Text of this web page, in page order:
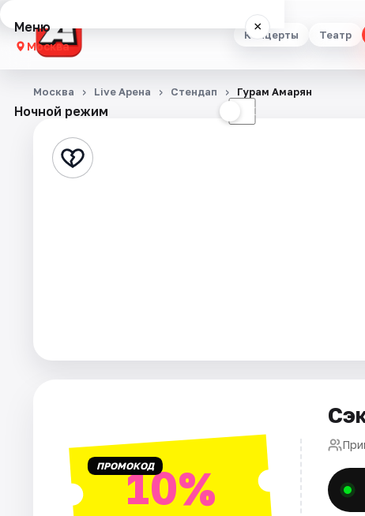
Концерты Театр
Меню ×
Москва
Концерты
Стендап
Артисты
Рейтинги
Ночной режим ☾
Москва Live Арена Стендап Гурам Амарян
ПРОМОКОД10%